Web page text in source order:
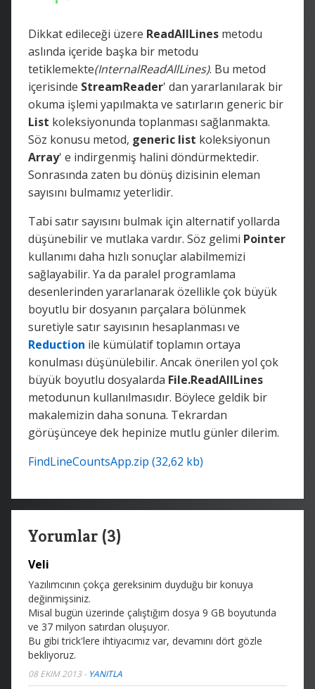
Dikkat edileceği üzere ReadAllLines metodu
aslında içeride başka bir metodu
tetiklemekte(InternalReadAllLines). Bu metod
içerisinde StreamReader' dan yararlanılarak bir
okuma işlemi yapılmakta ve satırların generic bir
List koleksiyonunda toplanması sağlanmakta.
Söz konusu metod, generic list koleksiyonun
Array' e indirgenmiş halini döndürmektedir.
Sonrasında zaten bu dönüş dizisinin eleman
sayısını bulmamız yeterlidir.
Tabi satır sayısını bulmak için alternatif yollarda
düşünebilir ve mutlaka vardır. Söz gelimi Pointer
kullanımı daha hızlı sonuçlar alabilmemizi
sağlayabilir. Ya da paralel programlama
desenlerinden yararlanarak özellikle çok büyük
boyutlu bir dosyanın parçalara bölünmek
suretiyle satır sayısının hesaplanması ve
Reduction ile kümülatif toplamın ortaya
konulması düşünülebilir. Ancak önerilen yol çok
büyük boyutlu dosyalarda File.ReadAllLines
metodunun kullanılmasıdır. Böylece geldik bir
makalemizin daha sonuna. Tekrardan
görüşünceye dek hepinize mutlu günler dilerim.
FindLineCountsApp.zip (32,62 kb)
Yorumlar (3)
Veli
Yazılımcının çokça gereksinim duyduğu bir konuya
değinmişsiniz.
Misal bugün üzerinde çalıştığım dosya 9 GB boyutunda
ve 37 milyon satırdan oluşuyor.
Bu gibi trick'lere ihtiyacımız var, devamını dört gözle
bekliyoruz.
08 EKIM 2013- YANITLA